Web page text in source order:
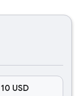
10 USD